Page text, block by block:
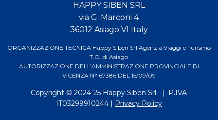
HAPPY SIBEN SRL
via G. Marconi 4
36012 Asiago VI Italy
ORGANIZZAZIONE TECNICA Happy Siben Srl Agenzia Viaggi e Turismo
T.O. di Asiago
AUTORIZZAZIONE DELL’AMMINISTRAZIONE PROVINCIALE DI
VICENZA N° 67386 DEL 15/09/09
Copyright © 2024-25 Happy Siben Srl | P.IVA
IT03299910244 | Privacy Policy